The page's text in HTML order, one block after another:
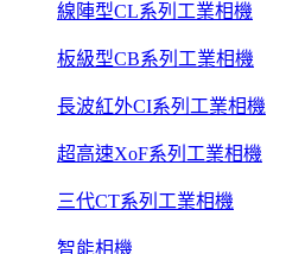
線陣型CL系列工業相機
板級型CB系列工業相機
長波紅外CI系列工業相機
超高速XoF系列工業相機
三代CT系列工業相機
智能相機